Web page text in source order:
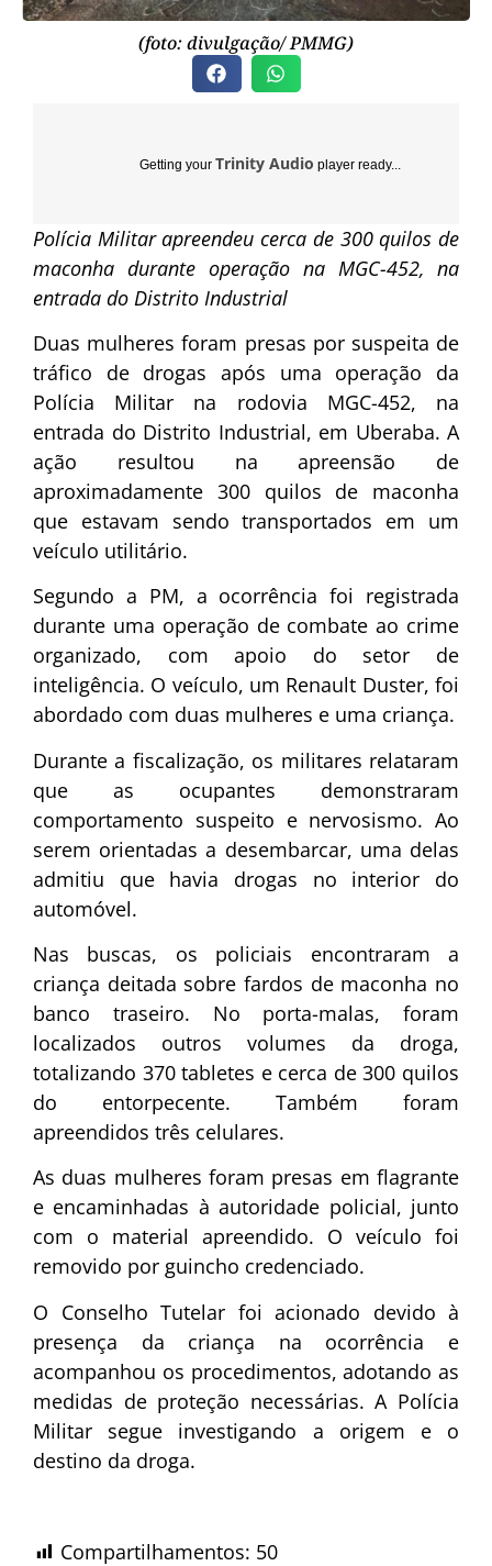
(foto: divulgação/ PMMG)
Getting your Trinity Audio player ready...
Polícia Militar apreendeu cerca de 300 quilos de
maconha durante operação na MGC-452, na
entrada do Distrito Industrial
Duas mulheres foram presas por suspeita de
tráfico de drogas após uma operação da
Polícia Militar na rodovia MGC-452, na
entrada do Distrito Industrial, em Uberaba. A
ação resultou na apreensão de
aproximadamente 300 quilos de maconha
que estavam sendo transportados em um
veículo utilitário.
Segundo a PM, a ocorrência foi registrada
durante uma operação de combate ao crime
organizado, com apoio do setor de
inteligência. O veículo, um Renault Duster, foi
abordado com duas mulheres e uma criança.
Durante a fiscalização, os militares relataram
que as ocupantes demonstraram
comportamento suspeito e nervosismo. Ao
serem orientadas a desembarcar, uma delas
admitiu que havia drogas no interior do
automóvel.
Nas buscas, os policiais encontraram a
criança deitada sobre fardos de maconha no
banco traseiro. No porta-malas, foram
localizados outros volumes da droga,
totalizando 370 tabletes e cerca de 300 quilos
do entorpecente. Também foram
apreendidos três celulares.
As duas mulheres foram presas em flagrante
e encaminhadas à autoridade policial, junto
com o material apreendido. O veículo foi
removido por guincho credenciado.
O Conselho Tutelar foi acionado devido à
presença da criança na ocorrência e
acompanhou os procedimentos, adotando as
medidas de proteção necessárias. A Polícia
Militar segue investigando a origem e o
destino da droga.
Compartilhamentos: 50